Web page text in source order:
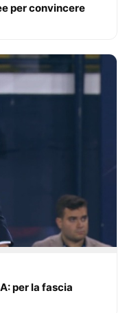
per convincere
per la fascia